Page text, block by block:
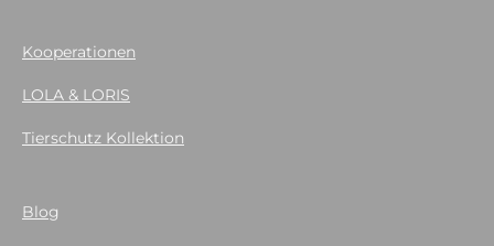
Kooperationen
LOLA & LORIS
Tierschutz Kollektion
Blog